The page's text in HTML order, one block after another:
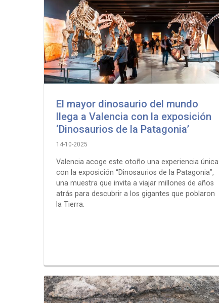
a
la
navegación
El mayor dinosaurio del mundo
llega a Valencia con la exposición
‘Dinosaurios de la Patagonia’
14-10-2025
Valencia acoge este otoño una experiencia única
con la exposición “Dinosaurios de la Patagonia”,
una muestra que invita a viajar millones de años
atrás para descubrir a los gigantes que poblaron
la Tierra.